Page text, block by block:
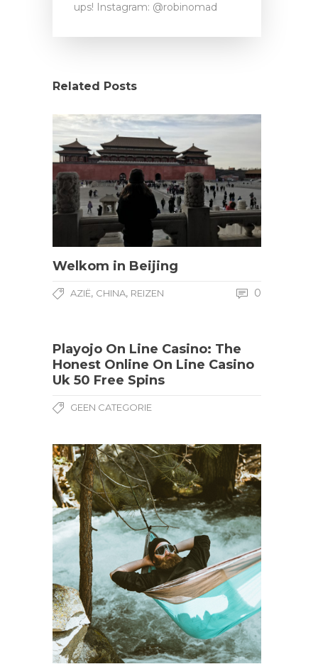
ups! Instagram: @robinomad
Related Posts
Welkom in Beijing
AZIË, CHINA, REIZEN 0
Playojo On Line Casino: The
Honest Online On Line Casino
Uk 50 Free Spins
GEEN CATEGORIE